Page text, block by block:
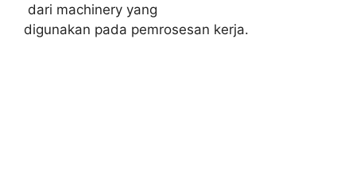
dari machinery yang
digunakan pada pemrosesan kerja.